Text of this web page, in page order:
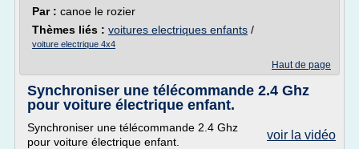
Par : canoe le rozier
Thèmes liés : voitures electriques enfants /
voiture electrique 4x4
Haut de page
Synchroniser une télécommande 2.4 Ghz
pour voiture électrique enfant.
voir la vidéo
Synchroniser une télécommande 2.4 Ghz
pour voiture électrique enfant.